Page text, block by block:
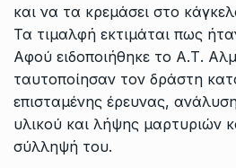
και να τα κρεμάσει στο
Τα τιμαλφή εκτιμάται πως
Αφού ειδοποιήθηκε το Α.Τ.
ταυτοποίησαν τον δράστη
επισταμένης έρευνας,
υλικού και λήψης μαρτυριών
σύλληψή του.